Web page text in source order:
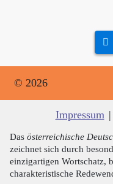
© 2026
Impressum |
Das österreichische
zeichnet sich durch
einzigartigen Wortschatz,
charakteristische